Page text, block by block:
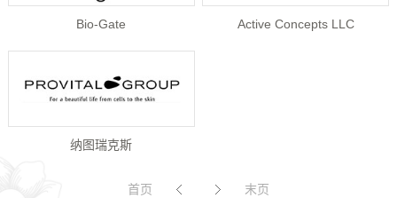
Bio-Gate Active Concepts LLC
纳图瑞克斯
首页 末页